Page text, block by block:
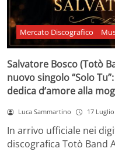
Mercato Discografico
Salvatore Bosco (Totò
nuovo singolo “Solo
dedica d’amore alla
Luca Sammartino 17
In arrivo ufficiale nei
discografica Totò Band